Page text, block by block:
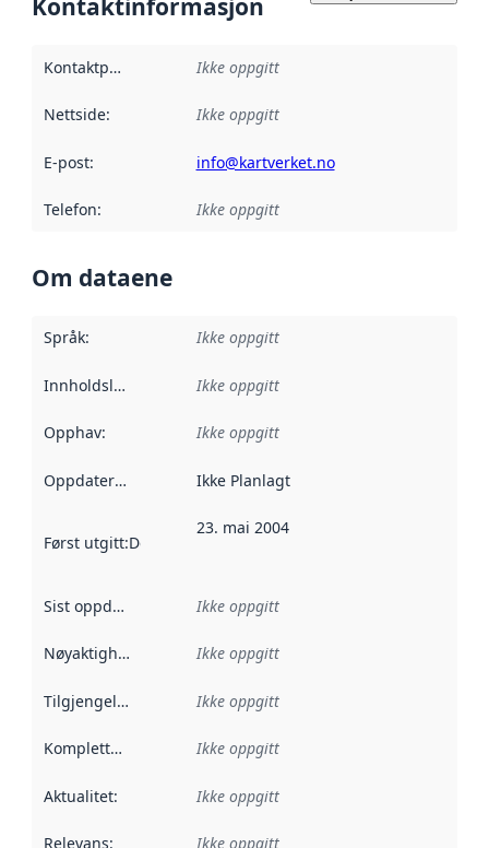
Kontaktinformasjon
Kontaktpunkt Ikke oppgitt
Nettside: Ikke oppgitt
E-post: info@kartverket.no
Telefon: Ikke oppgitt
Om dataene
Språk: Ikke oppgitt
Innholdsleverandører :
Ikke oppgitt
Opphav: Ikke oppgitt
Oppdateringsfrekvens :
Ikke Planlagt
Først utgitt:Denne datoen sier når dataene i dette
23. mai 2004
Sist oppdatert Ikke oppgitt
Nøyaktighet Ikke oppgitt
Tilgjengelighet Ikke oppgitt
Kompletthet Ikke oppgitt
Aktualitet: Ikke oppgitt
Relevans: Ikke oppgitt